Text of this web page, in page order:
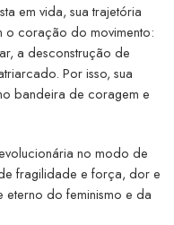
em vida, sua trajetória
o coração do movimento:
a desconstrução de
Por isso, sua
bandeira de coragem e
no modo de
de fragilidade e força, dor e
eterno do feminismo e da